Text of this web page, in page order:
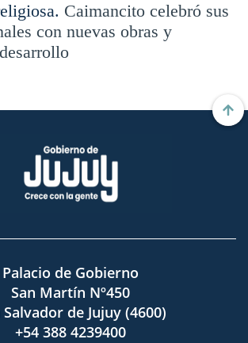
Caimancito celebró sus
con nuevas obras y
Palacio de Gobierno
San Martín Nº450
Salvador de Jujuy (4600)
+54 388 4239400